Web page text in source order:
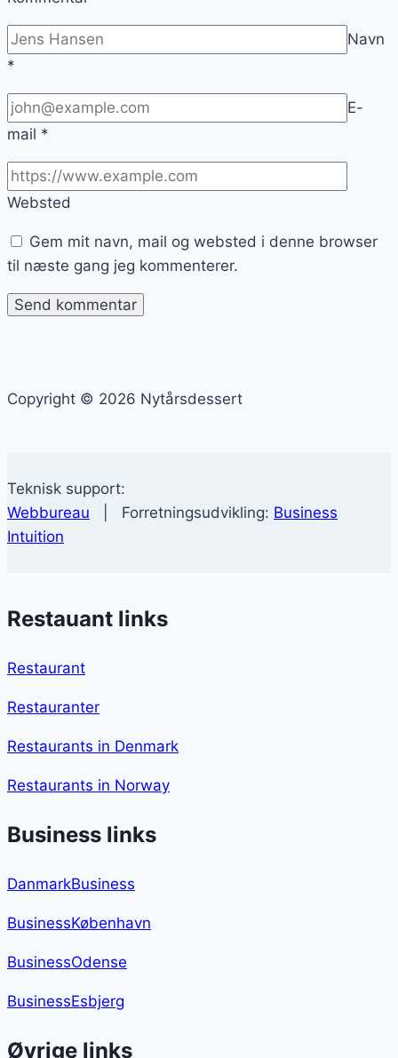
Navn
*
E-
mail *
Websted
Gem mit navn, mail og websted i denne browser
til næste gang jeg kommenterer.
Copyright © 2026 Nytårsdessert
Teknisk support:
Webbureau | Forretningsudvikling: Business
Intuition
Restauant links
Restaurant
Restauranter
Restaurants in Denmark
Restaurants in Norway
Business links
DanmarkBusiness
BusinessKøbenhavn
BusinessOdense
BusinessEsbjerg
Øvrige links